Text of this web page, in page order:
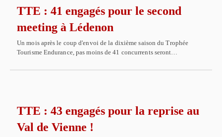
TTE : 41 engagés pour le second
meeting à Lédenon
Un mois après le coup d'envoi de la dixième saison du Trophée
Tourisme Endurance, pas moins de 41 concurrents seront…
TTE : 43 engagés pour la reprise au
Val de Vienne !